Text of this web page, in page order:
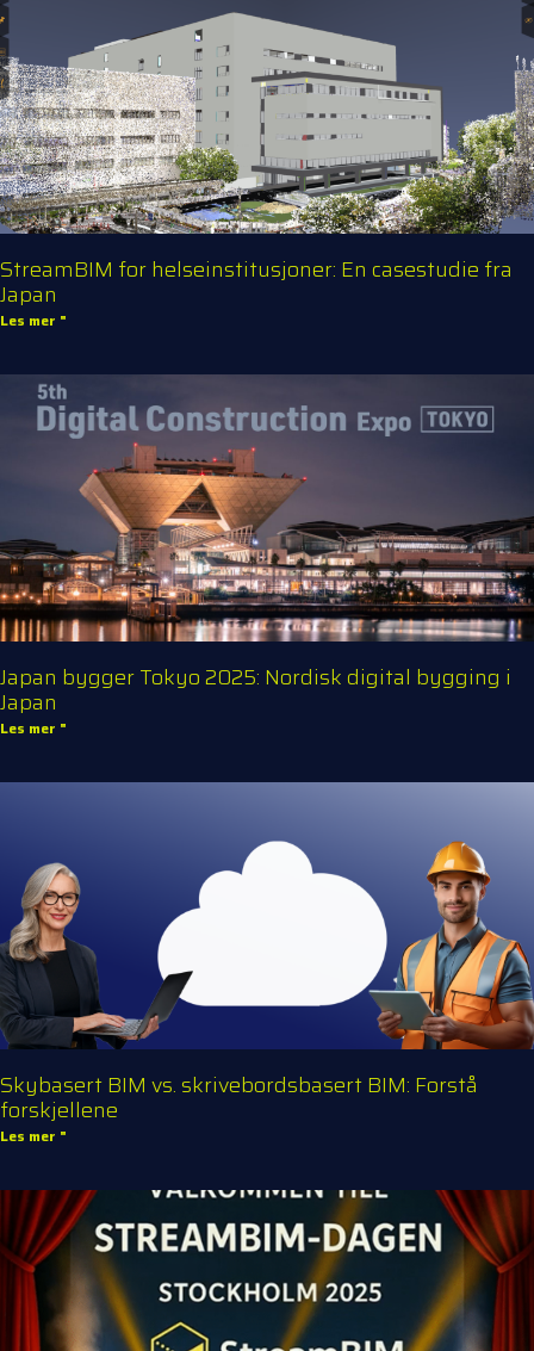
StreamBIM for helseinstitusjoner: En casestudie fra
Japan
Les mer "
Japan bygger Tokyo 2025: Nordisk digital bygging i
Japan
Les mer "
Skybasert BIM vs. skrivebordsbasert BIM: Forstå
forskjellene
Les mer "